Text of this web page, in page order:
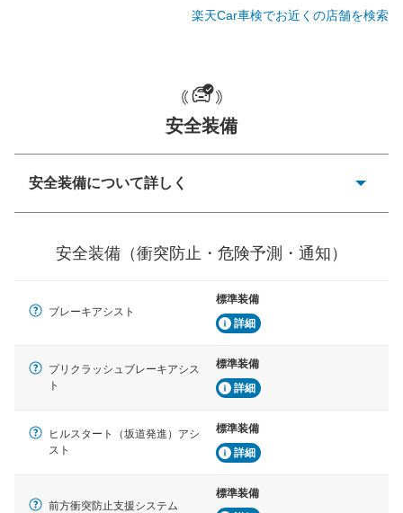
大型車
一般的な荷物のサイズの目安
楽天Car車検でお近くの店舗を検索
安全装備
安全装備について詳しく
ーキアシスト、ABSなどが装備されています。
見えにくい場所に潜む危険を予測・通知するためのシス
テムなどが装備されています。
車線のはみだしやふらつきを防止するためにレーンキー
プアシストなどが装備されています
車間距離制御
安全な車間距離を保ちながら前車を追従するアダプティ
ブ・クルーズ・コントロールなどが装備されています。
運転・駐車支援
安全装備（衝突防止・危険予測・通知）
ブレーキアシスト
標準装備
詳細
プリクラッシュブレーキアシス
ト
標準装備
詳細
ヒルスタート（坂道発進）アシ
スト
標準装備
詳細
前方衝突防止支援システム
標準装備